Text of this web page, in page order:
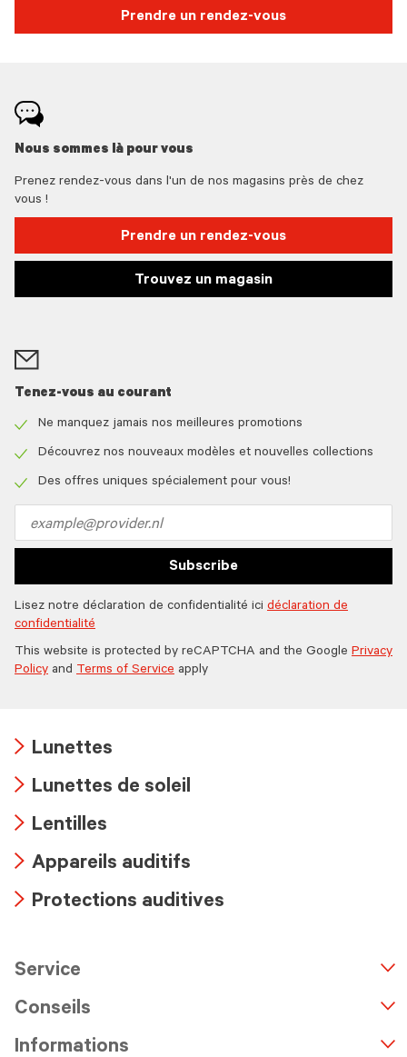
Prendre un rendez-vous
Nous sommes là pour vous
Prenez rendez-vous dans l'un de nos magasins près de chez
vous !
Prendre un rendez-vous
Trouvez un magasin
Tenez-vous au courant
icon
Ne manquez jamais nos meilleures promotions
icon
Découvrez nos nouveaux modèles et nouvelles collections
Des offres uniques spécialement pour vous!
address
Subscribe
Lisez notre déclaration de confidentialité ici déclaration de
confidentialité
This website is protected by reCAPTCHA and the Google Privacy
Policy and Terms of Service apply
icon
Lunettes
icon
Lunettes de soleil
icon
Lentilles
icon
Appareils auditifs
Protections auditives
Service
Conseils
Informations